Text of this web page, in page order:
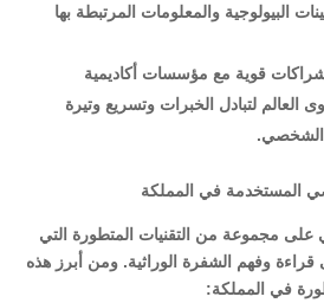
البيولوجية والمعلومات المرتبطة بها
قوية مع مؤسسات أكاديمية
العالم لتبادل الخبرات وتسريع وتيرة
الشخصي.
المستخدمة في المملكة
مجموعة من التقنيات المتطورة التي
وفهم الشفرة الوراثية. ومن أبرز هذه
في المملكة: